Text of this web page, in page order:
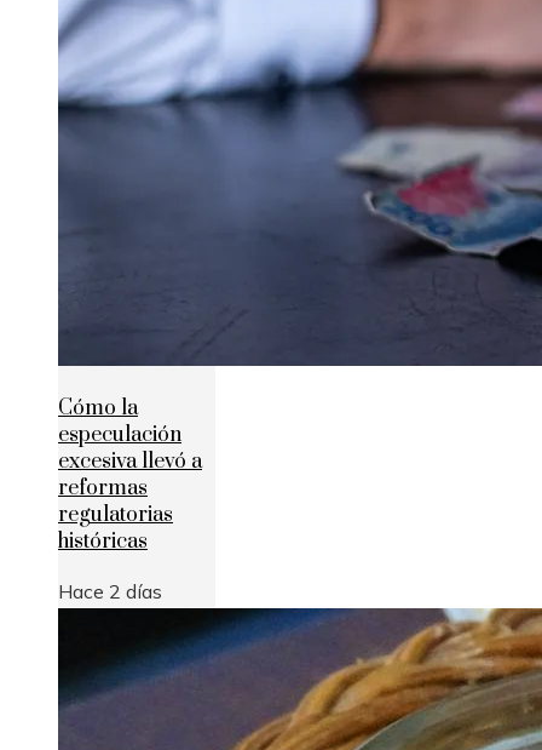
Cómo la
especulación
excesiva llevó a
reformas
regulatorias
históricas
Hace 2 días